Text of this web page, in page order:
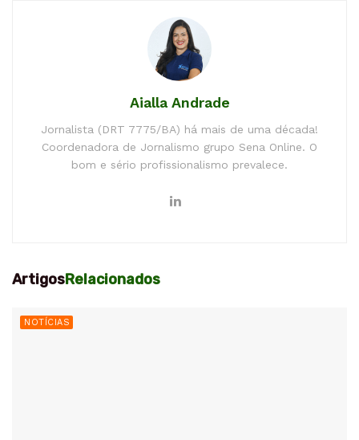
Aialla Andrade
Jornalista (DRT 7775/BA) há mais de uma década!
Coordenadora de Jornalismo grupo Sena Online. O
bom e sério profissionalismo prevalece.
ArtigosRelacionados
NOTÍCIAS